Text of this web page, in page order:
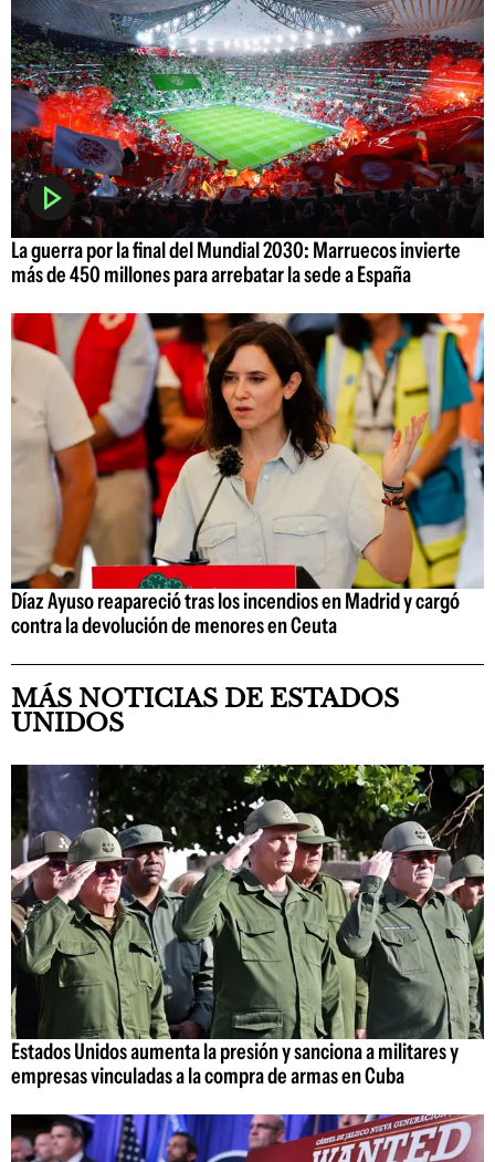
La guerra por la final del Mundial 2030: Marruecos invierte
más de 450 millones para arrebatar la sede a España
Díaz Ayuso reapareció tras los incendios en Madrid y cargó
contra la devolución de menores en Ceuta
MÁS NOTICIAS DE ESTADOS
UNIDOS
Estados Unidos aumenta la presión y sanciona a militares y
empresas vinculadas a la compra de armas en Cuba